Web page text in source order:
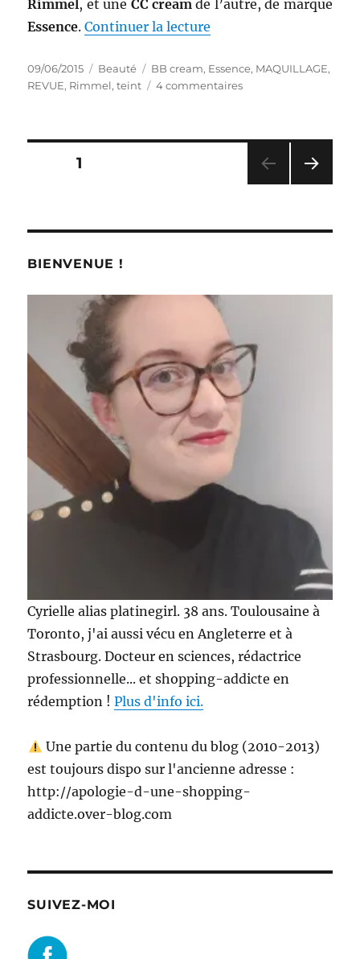
Rimmel, et une CC cream de l’autre, de marque
Essence.Continuer la lecture
Publié
le
09/06/2015 Catégories
Beauté Étiquettes
BB cream, Essence, MAQUILLAGE,
REVUE, Rimmel,teint 4 commentairessur
BB
Pagination
publications
PAGE1
ANT
BIENVENUE !
Cyrielle alias platinegirl. 38 ans. Toulousaine à
Toronto, j'ai aussi vécu en Angleterre et à
Strasbourg. Docteur en sciences, rédactrice
professionnelle... et shopping-addicte en
rédemption !Plus d'info ici.
Une partie du contenu du blog (2010-2013)
est toujours dispo sur l'ancienne adresse :
http://apologie-d-une-shopping-
addicte.over-blog.com
SUIVEZ-MOI